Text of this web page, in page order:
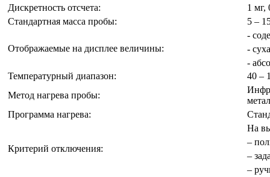
Дискретность отсчета:
1 мг,
Стандартная масса пробы:
5 –
Отображаемые на дисплее величины:
-
-
-
Температурный диапазон:
40 –
Метод нагрева пробы:
Программа нагрева:
Критерий отключения:
На
–
–
–